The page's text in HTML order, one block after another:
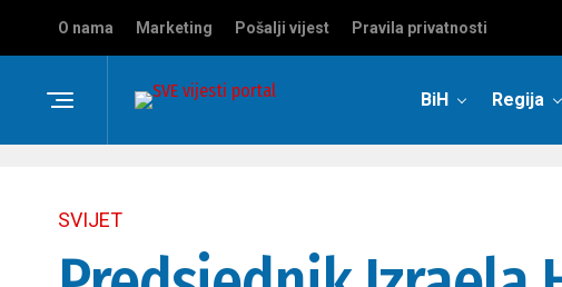
O nama Marketing Pošalji vijest Pravila privatnosti
BiH Regija
SVIJET